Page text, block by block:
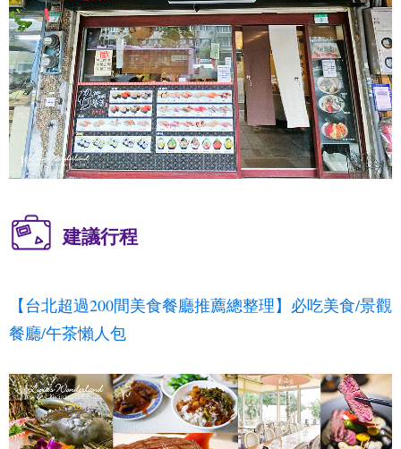
建議行程
【台北超過200間美食餐廳推薦總整理】必吃美食/景觀
餐廳/午茶懶人包